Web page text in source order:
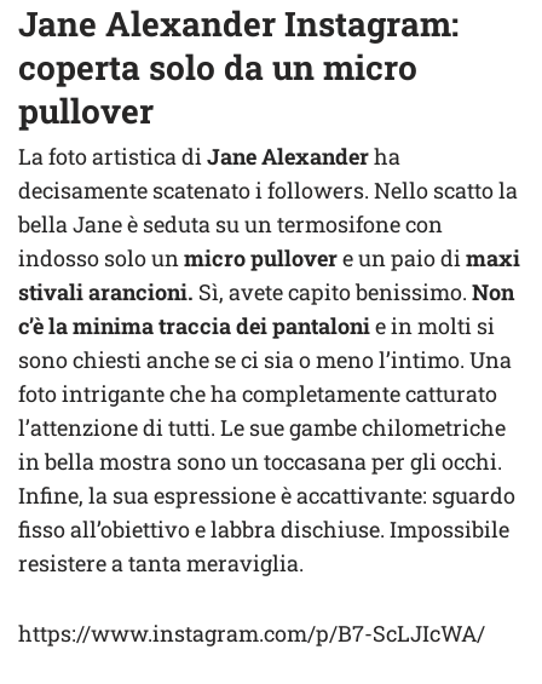
Jane Alexander Instagram:
coperta solo da un micro
pullover
La foto artistica diJane Alexanderha
decisamente scatenato i followers. Nello scatto la
bella Jane è seduta su un termosifone con
indosso solo unmicro pullovere un paio dimaxi
stivali arancioni. Sì, avete capito benissimo. Non
c’è la minima traccia dei pantalonie in molti si
sono chiesti anche se ci sia o meno l’intimo. Una
foto intrigante che ha completamente catturato
l’attenzione di tutti. Le sue gambe chilometriche
in bella mostra sono un toccasana per gli occhi.
Infine, la sua espressione è accattivante: sguardo
fisso all’obiettivo e labbra dischiuse. Impossibile
resistere a tanta meraviglia.
https://www.instagram.com/p/B7-ScLJIcWA/